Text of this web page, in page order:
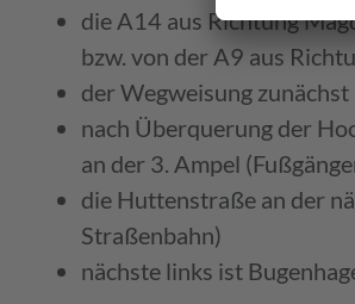
die A14 aus Richtung
bzw. von der A9 aus
der Wegweisung
nach Überquerung der
an der 3. Ampel
die Huttenstraße an der
Straßenbahn)
nächste links ist